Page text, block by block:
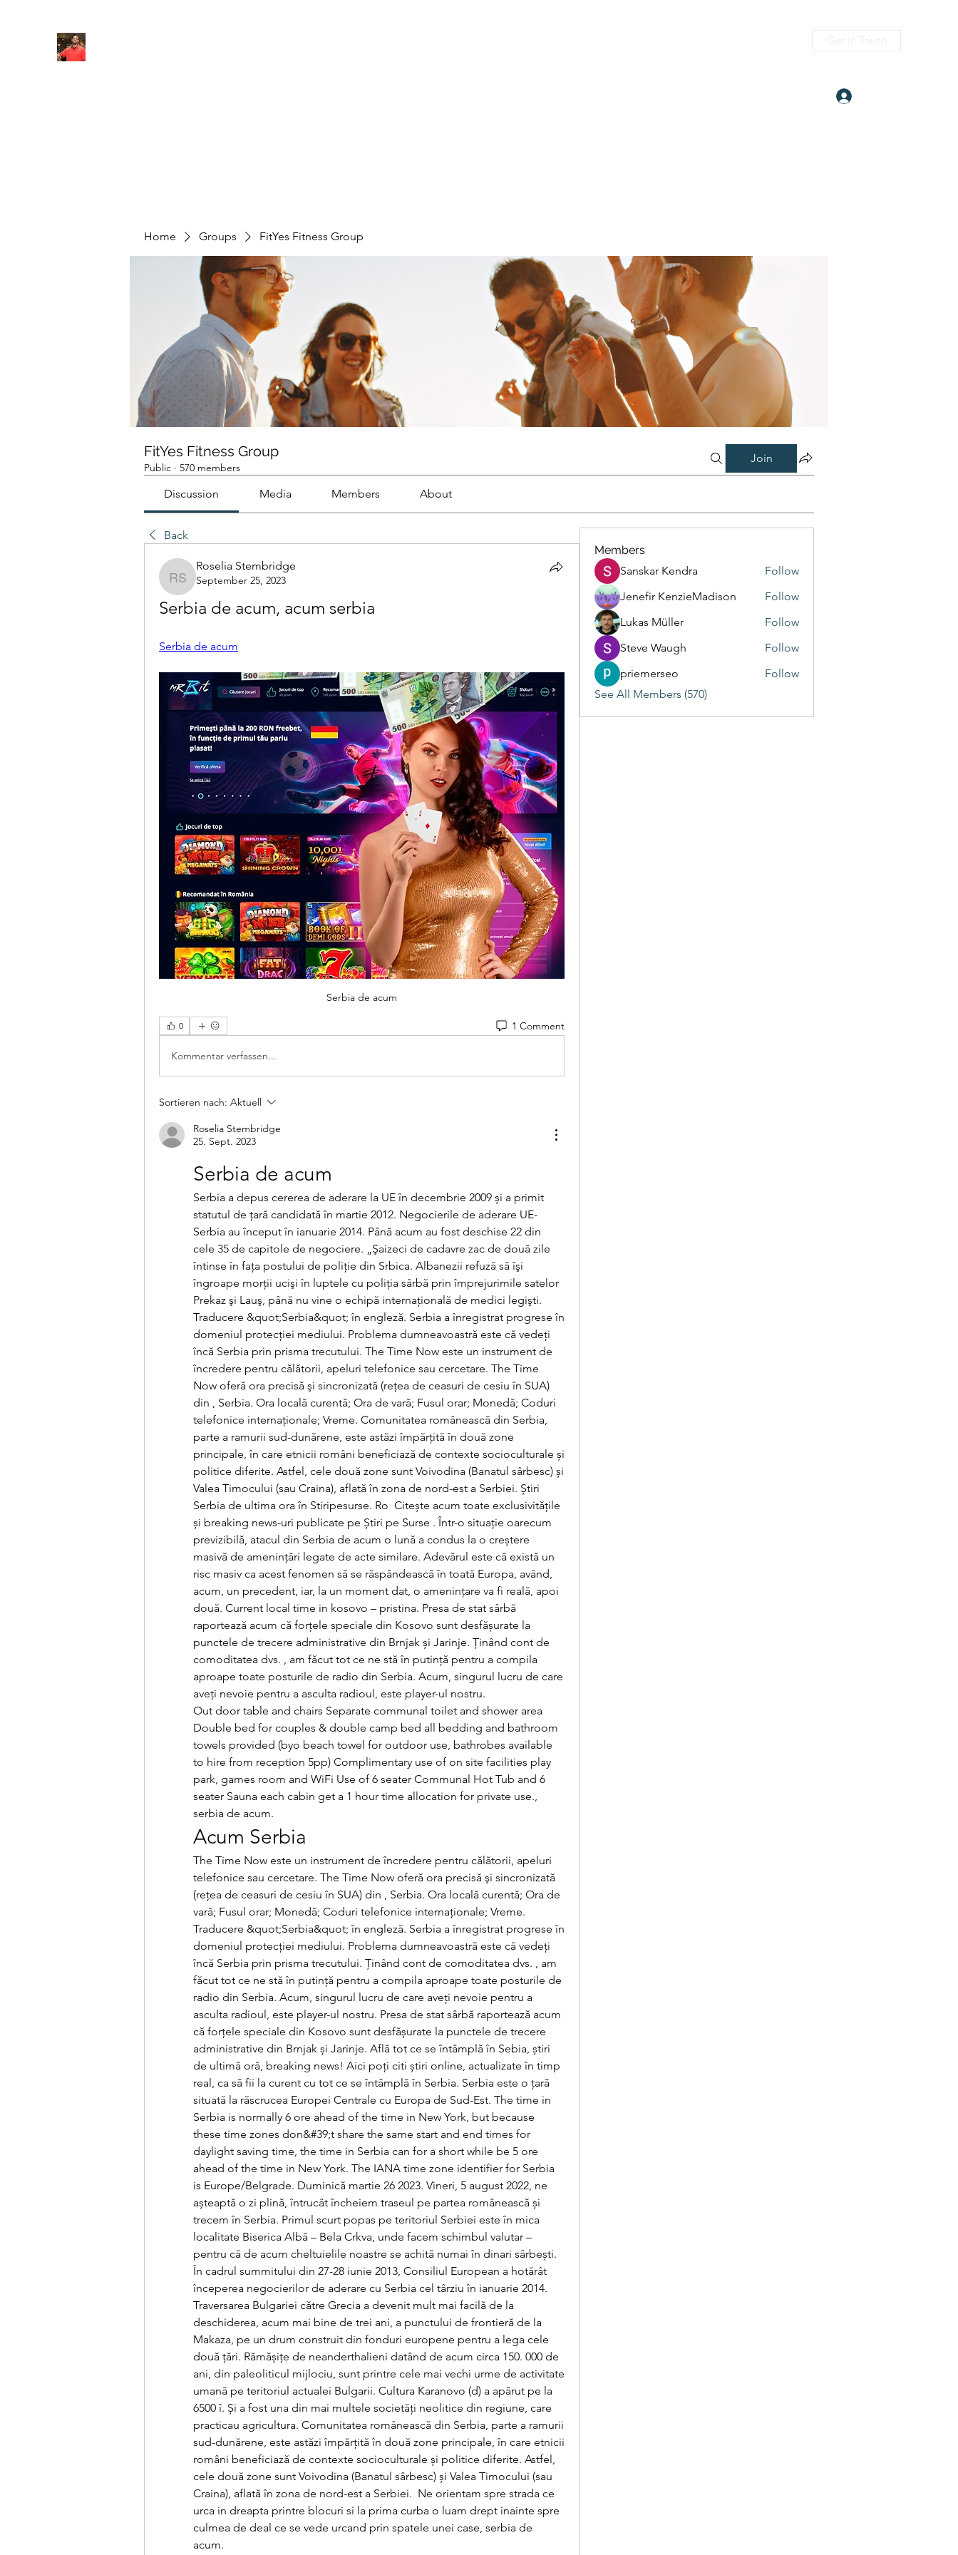
Get In Touch
Home Groups FitYes Fitness Group
FitYes Fitness Group
Public · 570 members
Join
Discussion Media Members About
Back
Roselia Stembridge
Roselia Stembridge
September 25, 2023
Serbia de acum, acum serbia
Serbia de acum
Serbia de acum
0 1 Comment
Kommentar verfassen...
Sortieren nach: Aktuell
Roselia Stembridge
25. Sept. 2023
Serbia de acum
Serbia a depus cererea de aderare la UE în decembrie 2009 și a primit
statutul de țară candidată în martie 2012. Negocierile de aderare UE-
Serbia au început în ianuarie 2014. Până acum au fost deschise 22 din
cele 35 de capitole de negociere. „Şaizeci de cadavre zac de două zile
întinse în faţa postului de poliţie din Srbica. Albanezii refuză să îşi
îngroape morţii ucişi în luptele cu poliţia sârbă prin împrejurimile satelor
Prekaz şi Lauş, până nu vine o echipă internaţională de medici legişti.
Traducere &quot;Serbia&quot; în engleză. Serbia a înregistrat progrese în
domeniul protecției mediului. Problema dumneavoastră este că vedeţi
încă Serbia prin prisma trecutului. The Time Now este un instrument de
încredere pentru călătorii, apeluri telefonice sau cercetare. The Time
Now oferă ora precisă şi sincronizată (reţea de ceasuri de cesiu în SUA)
din , Serbia. Ora locală curentă; Ora de vară; Fusul orar; Monedă; Coduri
telefonice internaţionale; Vreme. Comunitatea românească din Serbia,
parte a ramurii sud-dunărene, este astăzi împărțită în două zone
principale, în care etnicii români beneficiază de contexte socioculturale și
politice diferite. Astfel, cele două zone sunt Voivodina (Banatul sârbesc) și
Valea Timocului (sau Craina), aflată în zona de nord-est a Serbiei. Știri
Serbia de ultima ora în Stiripesurse. Ro  Citește acum toate exclusivitățile
și breaking news-uri publicate pe Știri pe Surse ️. Într-o situație oarecum
previzibilă, atacul din Serbia de acum o lună a condus la o creștere
masivă de amenințări legate de acte similare. Adevărul este că există un
risc masiv ca acest fenomen să se răspândească în toată Europa, având,
acum, un precedent, iar, la un moment dat, o amenințare va fi reală, apoi
două. Current local time in kosovo – pristina. Presa de stat sârbă
raportează acum că forțele speciale din Kosovo sunt desfășurate la
punctele de trecere administrative din Brnjak și Jarinje. Ținând cont de
comoditatea dvs. , am făcut tot ce ne stă în putință pentru a compila
aproape toate posturile de radio din Serbia. Acum, singurul lucru de care
aveți nevoie pentru a asculta radioul, este player-ul nostru.
Out door table and chairs Separate communal toilet and shower area
Double bed for couples & double camp bed all bedding and bathroom
towels provided (byo beach towel for outdoor use, bathrobes available
to hire from reception 5pp) Complimentary use of on site facilities play
park, games room and WiFi Use of 6 seater Communal Hot Tub and 6
seater Sauna each cabin get a 1 hour time allocation for private use.,
serbia de acum.
Acum Serbia
The Time Now este un instrument de încredere pentru călătorii, apeluri
telefonice sau cercetare. The Time Now oferă ora precisă şi sincronizată
(reţea de ceasuri de cesiu în SUA) din , Serbia. Ora locală curentă; Ora de
vară; Fusul orar; Monedă; Coduri telefonice internaţionale; Vreme.
Traducere &quot;Serbia&quot; în engleză. Serbia a înregistrat progrese în
domeniul protecției mediului. Problema dumneavoastră este că vedeţi
încă Serbia prin prisma trecutului. Ținând cont de comoditatea dvs. , am
făcut tot ce ne stă în putință pentru a compila aproape toate posturile de
radio din Serbia. Acum, singurul lucru de care aveți nevoie pentru a
asculta radioul, este player-ul nostru. Presa de stat sârbă raportează acum
că forțele speciale din Kosovo sunt desfășurate la punctele de trecere
administrative din Brnjak și Jarinje. Află tot ce se întâmplă în Sebia, știri
de ultimă oră, breaking news! Aici poți citi știri online, actualizate în timp
real, ca să fii la curent cu tot ce se întâmplă în Serbia. Serbia este o țară
situată la răscrucea Europei Centrale cu Europa de Sud-Est. The time in
Serbia is normally 6 ore ahead of the time in New York, but because
these time zones don&#39;t share the same start and end times for
daylight saving time, the time in Serbia can for a short while be 5 ore
ahead of the time in New York. The IANA time zone identifier for Serbia
is Europe/Belgrade. Duminică martie 26 2023. Vineri, 5 august 2022, ne
așteaptă o zi plină, întrucât încheiem traseul pe partea românească și
trecem în Serbia. Primul scurt popas pe teritoriul Serbiei este în mica
localitate Biserica Albă – Bela Crkva, unde facem schimbul valutar –
pentru că de acum cheltuielile noastre se achită numai în dinari sârbești.
În cadrul summitului din 27-28 iunie 2013, Consiliul European a hotărât
începerea negocierilor de aderare cu Serbia cel târziu în ianuarie 2014.
Traversarea Bulgariei către Grecia a devenit mult mai facilă de la
deschiderea, acum mai bine de trei ani, a punctului de frontieră de la
Makaza, pe un drum construit din fonduri europene pentru a lega cele
două țări. Rămășițe de neanderthalieni datând de acum circa 150. 000 de
ani, din paleoliticul mijlociu, sunt printre cele mai vechi urme de activitate
umană pe teritoriul actualei Bulgarii. Cultura Karanovo ⁠(d) a apărut pe la
6500 î. Și a fost una din mai multele societăți neolitice din regiune, care
practicau agricultura. Comunitatea românească din Serbia, parte a ramurii
sud-dunărene, este astăzi împărțită în două zone principale, în care etnicii
români beneficiază de contexte socioculturale și politice diferite. Astfel,
cele două zone sunt Voivodina (Banatul sârbesc) și Valea Timocului (sau
Craina), aflată în zona de nord-est a Serbiei.  Ne orientam spre strada ce
urca in dreapta printre blocuri si la prima curba o luam drept inainte spre
culmea de deal ce se vede urcand prin spatele unei case, serbia de
acum.
Members
Sanskar Kendra
Follow
Jenefir KenzieMadison
Follow
Lukas Müller
Follow
Steve Waugh
Follow
priemerseo
Follow
See All Members (570)